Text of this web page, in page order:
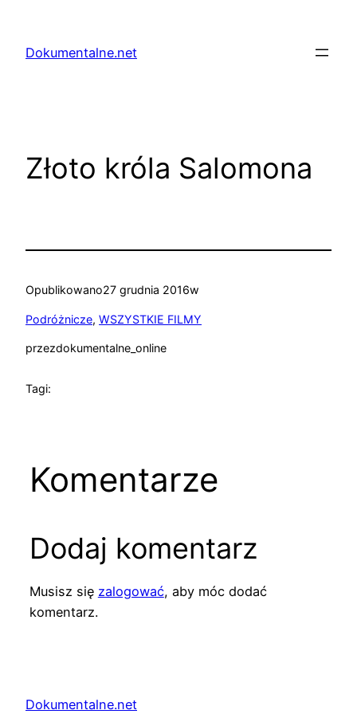
treściDokumentalne.net
Złoto króla Salomona
Opublikowano27 grudnia 2016w
Podróżnicze, WSZYSTKIE FILMY
przezdokumentalne_online
Tagi:
Komentarze
Dodaj komentarz
Musisz się zalogować, aby móc dodać
komentarz.
Dokumentalne.net